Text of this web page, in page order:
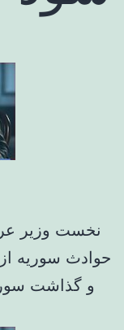
نخست وزیر
حوادث سوریه
و گذاشت